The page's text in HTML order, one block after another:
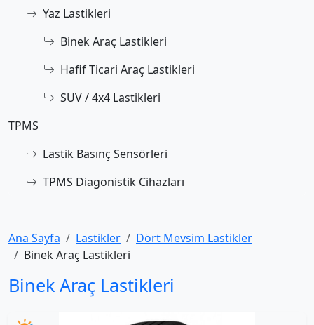
Yaz Lastikleri
Binek Araç Lastikleri
Hafif Ticari Araç Lastikleri
SUV / 4x4 Lastikleri
TPMS
Lastik Basınç Sensörleri
TPMS Diagonistik Cihazları
Ana Sayfa Lastikler
Dört Mevsim Lastikler
Binek Araç Lastikleri
Binek Araç Lastikleri